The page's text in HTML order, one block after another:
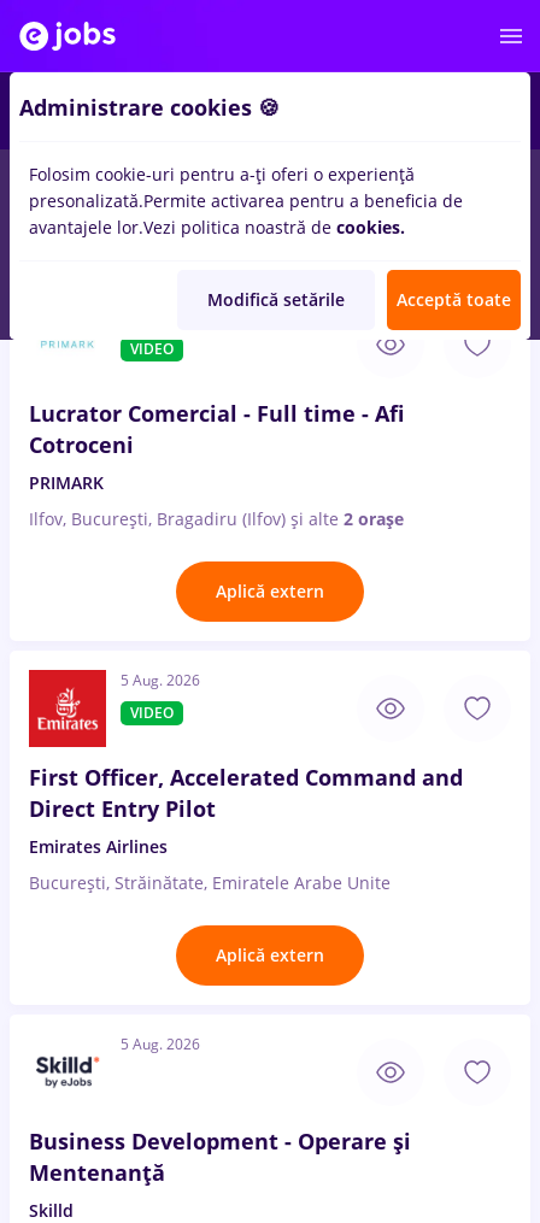
Salarii Remote (de acasă) București Cluj-
VIDEO
Lucrator Comercial - Full time - Afi
Cotroceni
PRIMARK
Ilfov, București, Bragadiru (Ilfov) și alte 2 orașe
Aplică extern
5 Aug. 2026
VIDEO
First Officer, Accelerated Command and
Direct Entry Pilot
Emirates Airlines
București, Străinătate, Emiratele Arabe Unite
Aplică extern
5 Aug. 2026
Business Development - Operare și
Mentenanță
Skilld
Administrare cookies 🍪
Folosim cookie-uri pentru a-ți oferi o experiență
presonalizată.Permite activarea pentru a beneficia de
avantajele lor.Vezi politica noastră de cookies.
Modifică setările Acceptă toate